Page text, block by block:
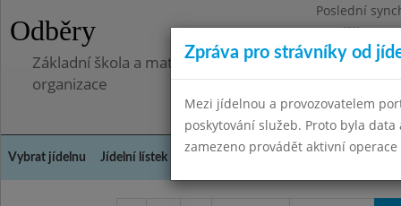
Odběry
Poslední
Pondělí
Základní škola a mateřská škola Libá, okres Cheb,
organizace
Vybrat jídelnu Jídelní lístek Kontakty a informace
Zpráva pro strávníky od
Mezi jídelnou a provozovatelem
poskytování služeb. Proto byla
zamezeno provádět aktivní